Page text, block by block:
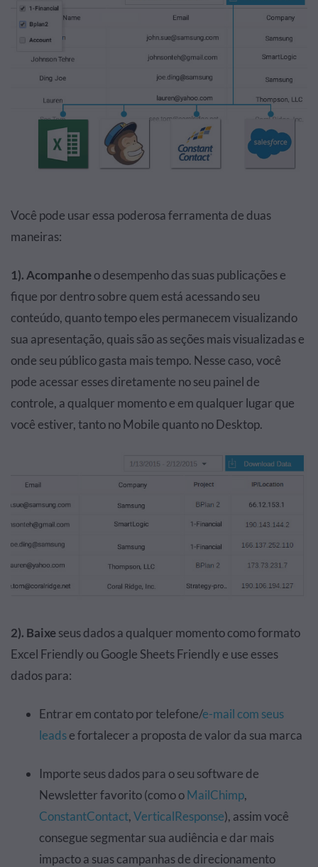
Você pode usar essa poderosa ferramenta de duas
maneiras:
1). Acompanheo desempenho das suas publicações e
fique por dentro sobre quem está acessando seu
conteúdo, quanto tempo eles permanecem visualizando
sua apresentação, quais são as seções mais visualizadas e
onde seu público gasta mais tempo. Nesse caso, você
pode acessar esses diretamente no seu painel de
controle, a qualquer momento e em qualquer lugar que
você estiver, tanto no Mobile quanto no Desktop.
2). Baixeseus dados a qualquer momento como formato
Excel Friendly ou Google Sheets Friendly e use esses
dados para:
Entrar em contato por telefone/e-mail com seus
leadse fortalecer a proposta de valor da sua marca
Importe seus dados para o seu software de
Newsletter favorito (como oMailChimp,
ConstantContact,VerticalResponse), assim você
consegue segmentar sua audiência e dar mais
impacto a suas campanhas de direcionamento